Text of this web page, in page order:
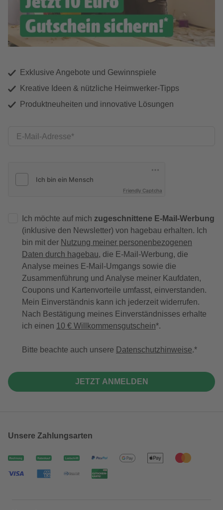
Exklusive Angebote und Gewinnspiele
Kreative Ideen & nützliche Heimwerker-Tipps
Produktneuheiten und innovative Lösungen
E-Mail-Adresse
Friendly Captcha
Ich möchte auf mich zugeschnittene E-Mail-Werbung
(inklusive den Newsletter) von hagebau erhalten. Ich
bin mit der Nutzung meiner personenbezogenen
Daten durch hagebau, die E-Mail-Werbung, die
Analyse meines E-Mail-Umgangs sowie die
Zusammenführung und Analyse meiner Kaufdaten,
Coupons und Kartenvorteile umfasst, einverstanden.
Mein Einverständnis kann ich jederzeit widerrufen.
Nach Bestätigung meines Einverständnisses erhalte
ich einen 10 € Willkommensgutschein*.
Bitte beachte auch unsere Datenschutzhinweise.
JETZT ANMELDEN
Unsere Zahlungsarten